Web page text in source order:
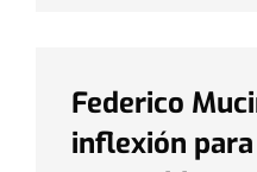
Federico
inflexión